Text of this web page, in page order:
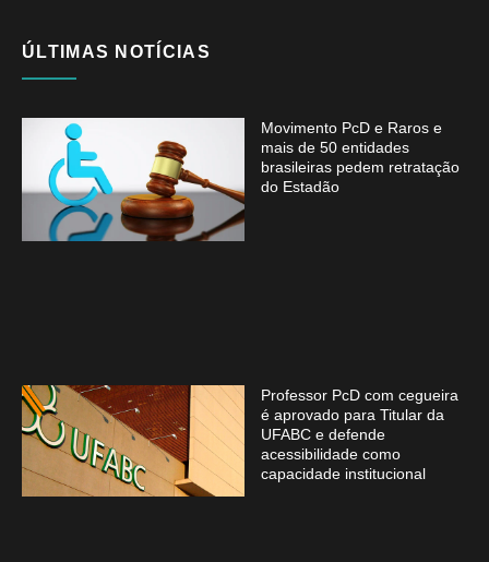
ÚLTIMAS NOTÍCIAS
Movimento PcD e Raros e
mais de 50 entidades
brasileiras pedem retratação
do Estadão
Professor PcD com cegueira
é aprovado para Titular da
UFABC e defende
acessibilidade como
capacidade institucional